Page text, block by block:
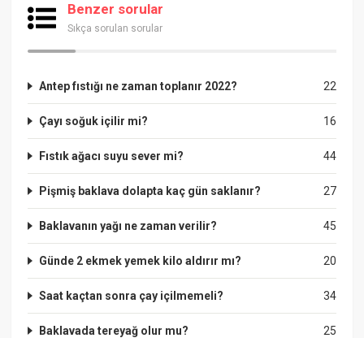
Benzer sorular
Sıkça sorulan sorular
22
Antep fıstığı ne zaman toplanır 2022?
16
Çayı soğuk içilir mi?
44
Fıstık ağacı suyu sever mi?
27
Pişmiş baklava dolapta kaç gün saklanır?
45
Baklavanın yağı ne zaman verilir?
20
Günde 2 ekmek yemek kilo aldırır mı?
34
Saat kaçtan sonra çay içilmemeli?
25
Baklavada tereyağ olur mu?